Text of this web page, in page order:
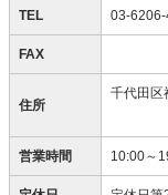
TEL 03-6206-
FAX
住所
千代田区
営業時間 10:00～